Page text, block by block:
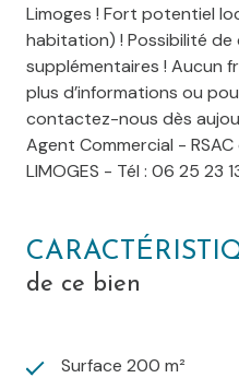
Limoges ! Fort potentiel
habitation) ! Possibilité
supplémentaires ! Aucun
plus d’informations ou
contactez-nous dès
Agent Commercial - RSAC
LIMOGES - Tél : 06 25 23
de ce bien
Surface 200 m²